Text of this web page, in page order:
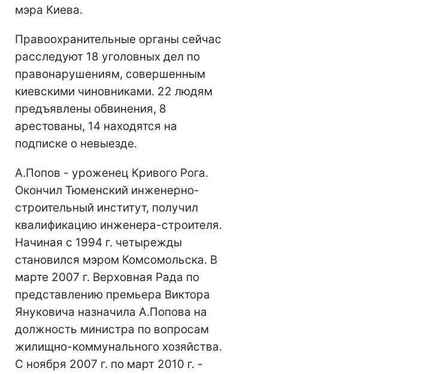
мэра Киева.
Правоохранительные органы сейчас
расследуют 18 уголовных дел по
правонарушениям, совершенным
киевскими чиновниками. 22 людям
предъявлены обвинения, 8
арестованы, 14 находятся на
подписке о невыезде.
А.Попов - уроженец Кривого Рога.
Окончил Тюменский инженерно-
строительный институт, получил
квалификацию инженера-строителя.
Начиная с 1994 г. четырежды
становился мэром Комсомольска. В
марте 2007 г. Верховная Рада по
представлению премьера Виктора
Януковича назначила А.Попова на
должность министра по вопросам
жилищно-коммунального хозяйства.
С ноября 2007 г. по март 2010 г. -